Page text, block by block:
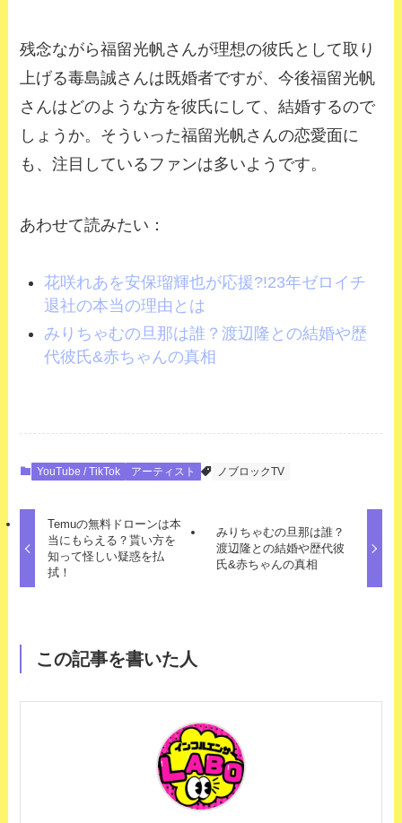
残念ながら福留光帆さんが理想の彼氏として取り
上げる毒島誠さんは既婚者ですが、今後福留光帆
さんはどのような方を彼氏にして、結婚するので
しょうか。そういった福留光帆さんの恋愛面に
も、注目しているファンは多いようです。
あわせて読みたい：
花咲れあを安保瑠輝也が応援?!23年ゼロイチ
退社の本当の理由とは
みりちゃむの旦那は誰？渡辺隆との結婚や歴
代彼氏&赤ちゃんの真相
YouTube / TikTok アーティスト ノブロックTV
Temuの無料ドローンは本
当にもらえる？貰い方を
知って怪しい疑惑を払
拭！
みりちゃむの旦那は誰？
渡辺隆との結婚や歴代彼
氏&赤ちゃんの真相
この記事を書いた人